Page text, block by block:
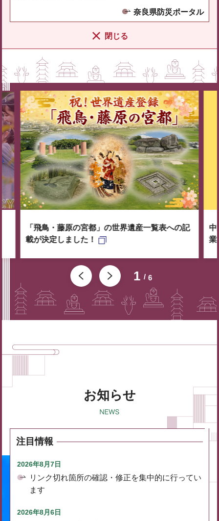
奈良県防災ポータル
閉じる
1 6
「飛鳥・藤原の宮都」の世界遺産一覧表への記
載が決定しました！
中
業
お知らせ
注目情報
2026年8月7日
リンク切れ箇所の確認・修正を集中的に行ってい
ます
2026年8月6日